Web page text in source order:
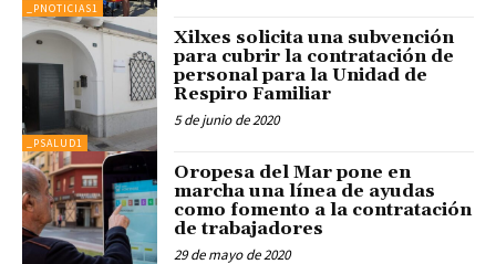
_PNOTICIAS1
_PSALUD1
Xilxes solicita una subvención
para cubrir la contratación de
personal para la Unidad de
Respiro Familiar
5 de junio de 2020
Oropesa del Mar pone en
marcha una línea de ayudas
como fomento a la contratación
de trabajadores
29 de mayo de 2020